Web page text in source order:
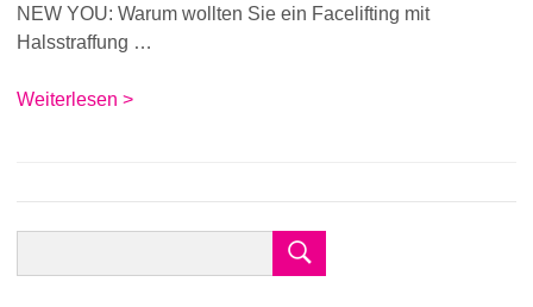
NEW YOU: Warum wollten Sie ein Facelifting mit
Halsstraffung …
Weiterlesen >